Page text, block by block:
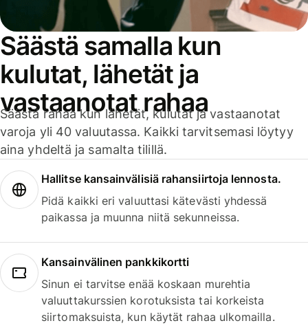
Säästä samalla kun
kulutat, lähetät ja
vastaanotat rahaa
Säästä rahaa kun lähetät, kulutat ja vastaanotat
varoja yli 40 valuutassa. Kaikki tarvitsemasi löytyy
aina yhdeltä ja samalta tilillä.
Hallitse kansainvälisiä rahansiirtoja lennosta.
Pidä kaikki eri valuuttasi kätevästi yhdessä
paikassa ja muunna niitä sekunneissa.
Kansainvälinen pankkikortti
Sinun ei tarvitse enää koskaan murehtia
valuuttakurssien korotuksista tai korkeista
siirtomaksuista, kun käytät rahaa ulkomailla.